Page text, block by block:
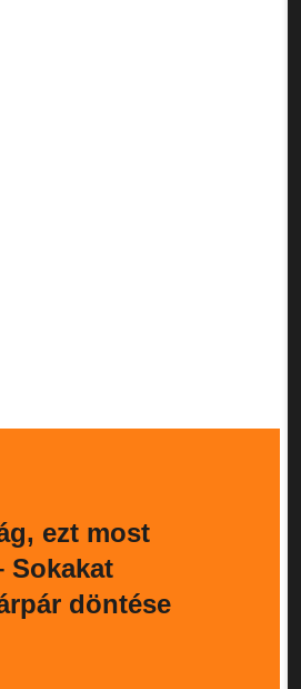
ezt most
Sokakat
döntése